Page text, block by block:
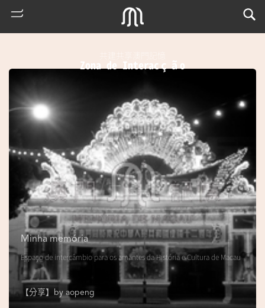
m
Zona de Interacção
Minha memória
Espaço de intercâmbio para os amantes da História e Cultura de Macau
【分享】by aopeng